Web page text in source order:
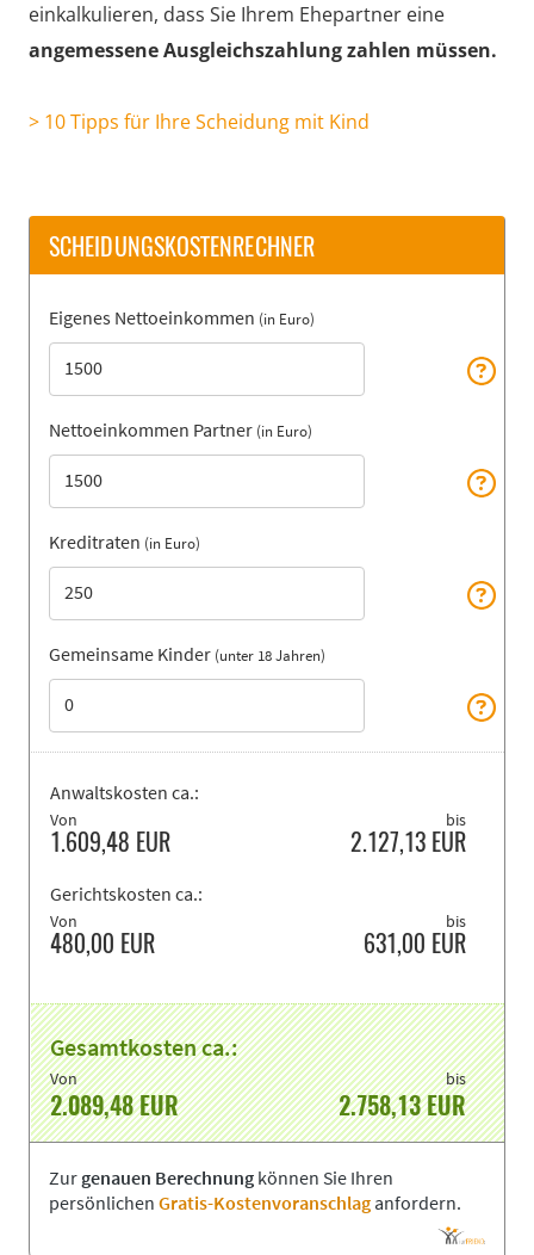
einkalkulieren, dass Sie Ihrem Ehepartner eine
angemessene Ausgleichszahlung zahlen müssen.
> 10 Tipps für Ihre Scheidung mit Kind
SCHEIDUNGSKOSTENRECHNER
Eigenes Nettoeinkommen (in Euro)
Nettoeinkommen Partner (in Euro)
Kreditraten (in Euro)
Gemeinsame Kinder (unter 18 Jahren)
Anwaltskosten ca.:
Von
1.609,48 EUR
bis
2.127,13 EUR
Gerichtskosten ca.:
Von
480,00 EUR
bis
631,00 EUR
Gesamtkosten ca.:
Von
2.089,48EUR
bis
2.758,13EUR
Zurgenauen Berechnung können Sie Ihren
persönlichen Gratis-Kostenvoranschlag anfordern.